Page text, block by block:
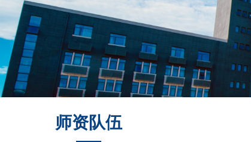
师资队伍